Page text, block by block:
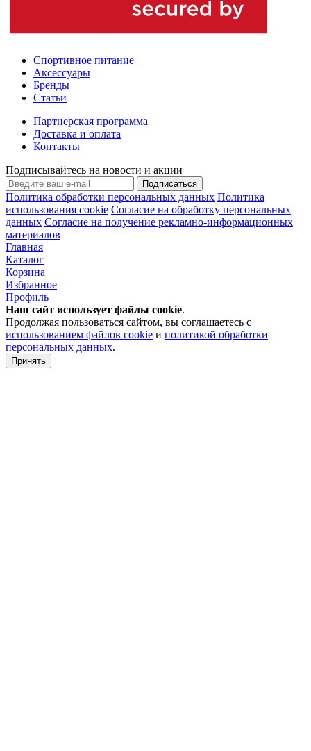
Спортивное питание
Аксессуары
Бренды
Статьи
Партнерская программа
Доставка и оплата
Контакты
Подписывайтесь на новости и акции
Подписаться
Политика обработки персональных данных Политика
использования cookie Согласие на обработку персональных
данных Согласие на получение рекламно-информационных
материалов
Главная
Каталог
Корзина
Избранное
Профиль
Наш сайт использует файлы cookie.
Продолжая пользоваться сайтом, вы соглашаетесь с
использованием файлов cookie и политикой обработки
персональных данных.
Принять